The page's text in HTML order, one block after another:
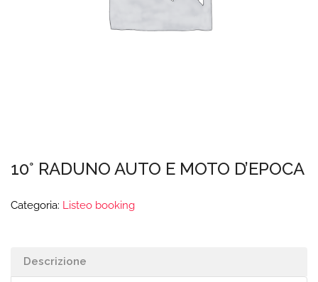
10° RADUNO AUTO E MOTO D’EPOCA
Categoria: Listeo booking
Descrizione